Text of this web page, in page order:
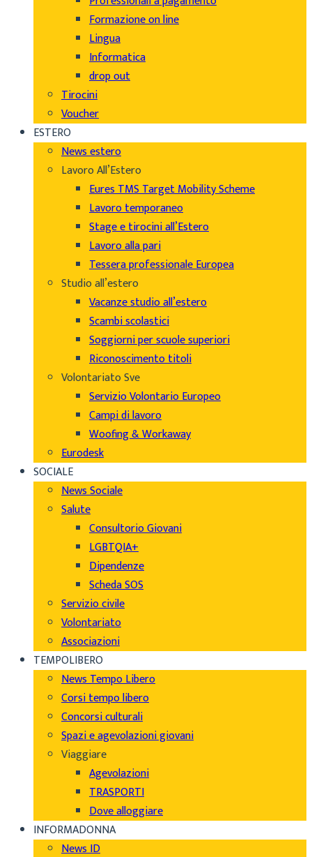
Formazione on line
Lingua
Informatica
drop out
Tirocini
Voucher
ESTERO
News estero
Lavoro All’Estero
Eures TMS Target Mobility Scheme
Lavoro temporaneo
Stage e tirocini all’Estero
Lavoro alla pari
Tessera professionale Europea
Studio all’estero
Vacanze studio all’estero
Scambi scolastici
Soggiorni per scuole superiori
Riconoscimento titoli
Volontariato Sve
Servizio Volontario Europeo
Campi di lavoro
Woofing & Workaway
Eurodesk
SOCIALE
News Sociale
Salute
Consultorio Giovani
LGBTQIA+
Dipendenze
Scheda SOS
Servizio civile
Volontariato
Associazioni
TEMPOLIBERO
News Tempo Libero
Corsi tempo libero
Concorsi culturali
Spazi e agevolazioni giovani
Viaggiare
Agevolazioni
TRASPORTI
Dove alloggiare
INFORMADONNA
News ID